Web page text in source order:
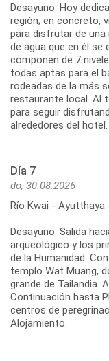
Desayuno. Hoy
región; en concreto,
para disfrutar de
de agua que en él se
componen de 7
todas aptas para el
rodeadas de la más
restaurante local. Al
para seguir
Día 7
do, 30.08.2026
Río Kwai -
Desayuno. Salida
arqueológico y los
de la Humanidad.
templo Wat Muang,
grande de Tailandia.
Continuación hasta
centros de